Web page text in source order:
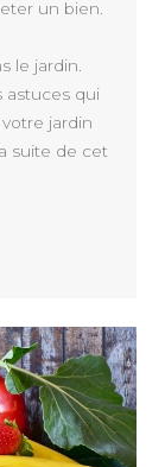
un bien.
le jardin.
astuces qui
jardin
suite de cet
son jardin de